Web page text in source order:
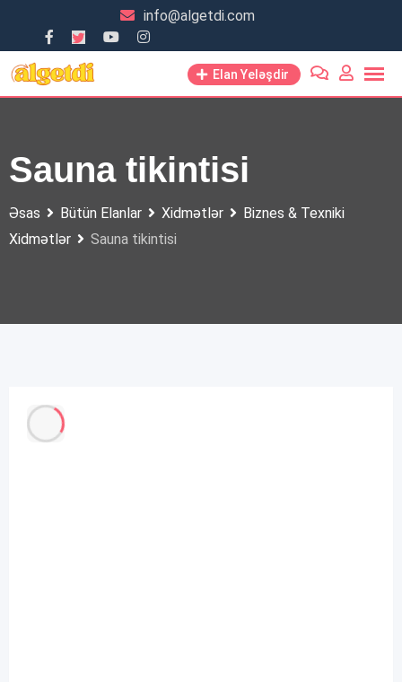
content
info@algetdi.com
Elan Yeləşdir
Sauna tikintisi
Əsas Bütün Elanlar Xidmətlər
Biznes & Texniki
Xidmətlər
Sauna tikintisi